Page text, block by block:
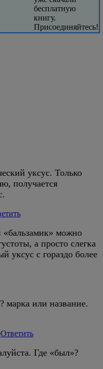
бесплатную
книгу.
Присоединяйтесь!
уксус. Только
получается
можно
а просто слегка
уксус с гораздо более
марка или название.
Ответить
Где «был»?